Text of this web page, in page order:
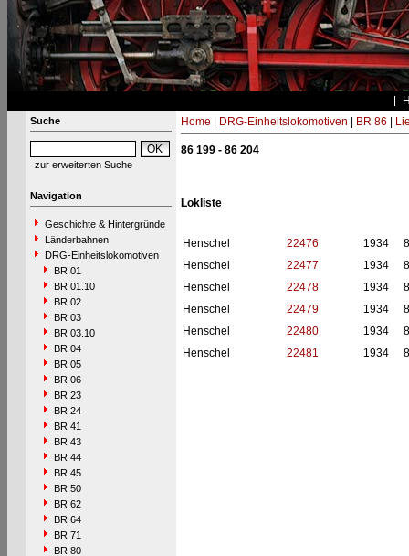
Suche
zur erweiterten Suche
Navigation
Geschichte & Hintergründe
Länderbahnen
DRG-Einheitslokomotiven
BR 01
BR 01.10
BR 02
BR 03
BR 03.10
BR 04
BR 05
BR 06
BR 23
BR 24
BR 41
BR 43
BR 44
BR 45
BR 50
BR 62
BR 64
BR 71
BR 80
Home DRG-Einheitslokomotiven BR 86
86 199 - 86 204
Lokliste
Henschel 22476 1934
Henschel
22477 1934
Henschel
22478 1934
Henschel
22479 1934
Henschel
22480 1934
Henschel
22481 1934